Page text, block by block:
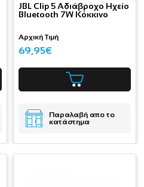
JBL Clip 5 Αδιάβροχο Ηχείο
Bluetooth 7W Κόκκινο
Αρχική Τιμή
69,95€
Παραλαβή απο το
κατάστημα